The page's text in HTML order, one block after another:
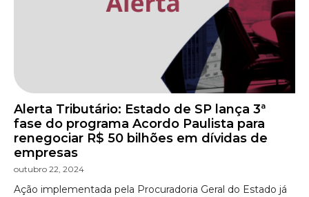
Alerta Tributário: Estado de SP lança 3ª
fase do programa Acordo Paulista para
renegociar R$ 50 bilhões em dívidas de
empresas
outubro 22, 2024
Ação implementada pela Procuradoria Geral do Estado já